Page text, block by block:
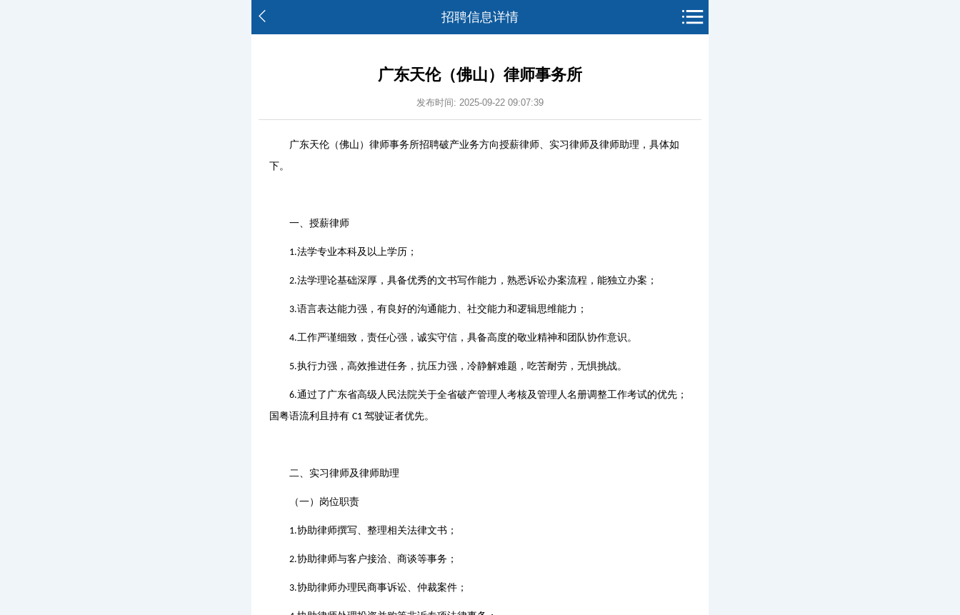
招聘信息详情
广东天伦（佛山）律师事务所
发布时间: 2025-09-22 09:07:39
广东天伦（佛山）律师事务所招聘破产业务方向授薪律师、实习律师及律师助理，具体如
下。
一、授薪律师
1.法学专业本科及以上学历；
2.法学理论基础深厚，具备优秀的文书写作能力，熟悉诉讼办案流程，能独立办案；
3.语言表达能力强，有良好的沟通能力、社交能力和逻辑思维能力；
4.工作严谨细致，责任心强，诚实守信，具备高度的敬业精神和团队协作意识。
5.执行力强，高效推进任务，抗压力强，冷静解难题，吃苦耐劳，无惧挑战。
6.通过了广东省高级人民法院关于全省破产管理人考核及管理人名册调整工作考试的优先；
国粤语流利且持有 C1 驾驶证者优先。
二、实习律师及律师助理
（一）岗位职责
1.协助律师撰写、整理相关法律文书；
2.协助律师与客户接洽、商谈等事务；
3.协助律师办理民商事诉讼、仲裁案件；